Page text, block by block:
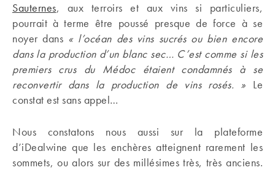
Sauternes, aux terroirs et aux vins si particuliers,
pourrait à terme être poussé presque de force à se
noyer dans « l’océan des vins sucrés ou bien encore
dans la production d’un blanc sec… C’est comme si les
premiers crus du Médoc étaient condamnés à se
reconvertir dans la production de vins rosés. » Le
constat est sans appel…
Nous constatons nous aussi sur la plateforme
d’iDealwine que les enchères atteignent rarement les
sommets, ou alors sur des millésimes très, très anciens.